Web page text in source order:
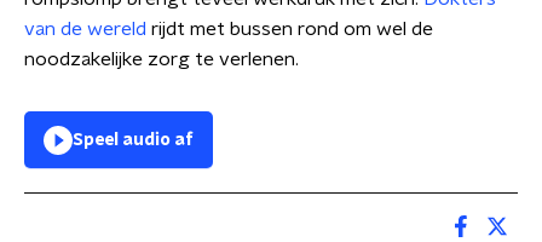
van de wereld rijdt met bussen rond om wel de
noodzakelijke zorg te verlenen.
Speel audio af